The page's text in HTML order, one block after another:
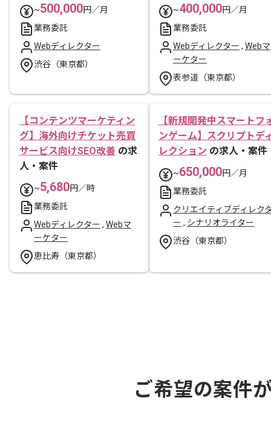
~500,000円／月
業務委託
Webディレクター
渋谷（東京都）
~400,000円／月
業務委託
Webディレクター , Webマ
ーケター
表参道（東京都）
【コンテンツマーケティン
グ】海外向けチケット売買
サービス向けSEO改善 の求
人・案件
~5,680円／時
業務委託
Webディレクター , Webマ
ーケター
恵比寿（東京都）
【新規開発中スマートフ
ンゲーム】スクリプトデ
レクション の求人・案件
~650,000円／月
業務委託
クリエイティブディレク
ー , シナリオライター
渋谷（東京都）
ご希望の案件